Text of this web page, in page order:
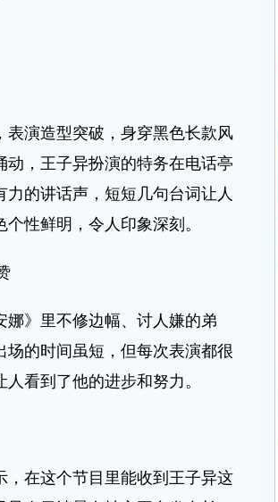
演造型突破，身穿黑色长款风
，王子异扮演的特务在电话亭
的讲话声，短短几句台词让人
性鲜明，令人印象深刻。
》里不修边幅、讨人嫌的弟
的时间虽短，但每次表演都很
看到了他的进步和努力。
在这个节目里能收到王子异这